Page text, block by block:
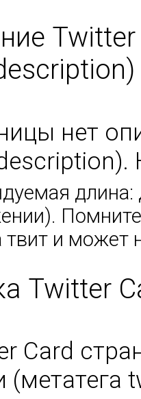
нет
длина:
твит и может
Twitter
Card
(метатега